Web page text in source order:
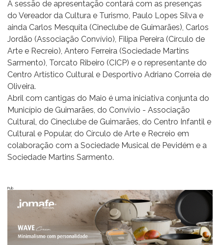
A sessão de apresentação contará com as presenças
do Vereador da Cultura e Turismo, Paulo Lopes Silva e
ainda Carlos Mesquita (Cineclube de Guimarães), Carlos
Jordão (Associação Convívio), Filipa Pereira (Círculo de
Arte e Recreio), Antero Ferreira (Sociedade Martins
Sarmento), Torcato Ribeiro (CICP) e o representante do
Centro Artístico Cultural e Desportivo Adriano Correia de
Oliveira.
Abril com cantigas do Maio é uma iniciativa conjunta do
Município de Guimarães, do Convívio - Associação
Cultural, do Cineclube de Guimarães, do Centro Infantil e
Cultural e Popular, do Círculo de Arte e Recreio em
colaboração com a Sociedade Musical de Pevidém e a
Sociedade Martins Sarmento.
Pub